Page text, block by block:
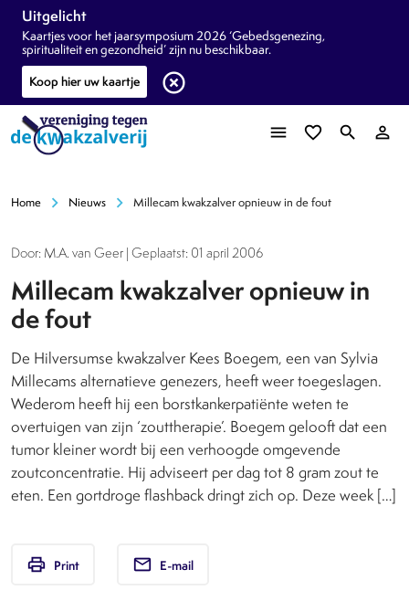
Uitgelicht
Kaartjes voor het jaarsymposium 2026 ‘Gebedsgenezing,
spiritualiteit en gezondheid’ zijn nu beschikbaar.
Koop hier uw kaartje
highlight_off
menu favorite_border search person_outline
Home chevron_right Nieuws chevron_right Millecam kwakzalver opnieuw in de fout
Door: M.A. van Geer | Geplaatst: 01 april 2006
Millecam kwakzalver opnieuw in
de fout
De Hilversumse kwakzalver Kees Boegem, een van Sylvia
Millecams alternatieve genezers, heeft weer toegeslagen.
Wederom heeft hij een borstkankerpatiënte weten te
overtuigen van zijn ‘zouttherapie’. Boegem gelooft dat een
tumor kleiner wordt bij een verhoogde omgevende
zoutconcentratie. Hij adviseert per dag tot 8 gram zout te
eten. Een gortdroge flashback dringt zich op. Deze week […]
print Print email E-mail